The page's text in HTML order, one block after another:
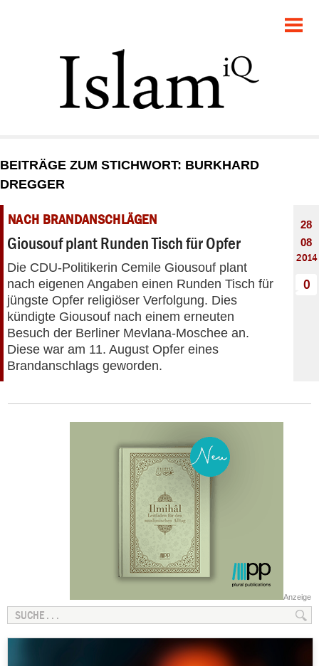
GESELLSCHAFT
STARTSEITE
DEBATTE
PANORAMA
BEITRÄGE ZUM STICHWORT: BURKHARD
DREGGER
NACH BRANDANSCHLÄGEN
Giousouf plant Runden Tisch für Opfer
Die CDU-Politikerin Cemile Giousouf plant
nach eigenen Angaben einen Runden Tisch für
jüngste Opfer religiöser Verfolgung. Dies
kündigte Giousouf nach einem erneuten
Besuch der Berliner Mevlana-Moschee an.
Diese war am 11. August Opfer eines
Brandanschlags geworden.
28
08
2014
0
Anzeige